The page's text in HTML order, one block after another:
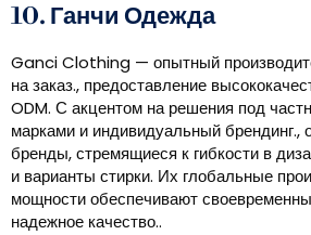
10. Ганчи Одежда
Ganci Clothing — опытный
на заказ., предоставление
ODM. С акцентом на решения под
марками и индивидуальный брендинг.,
бренды, стремящиеся к гибкости в
и варианты стирки. Их глобальные
мощности обеспечивают
надежное качество..